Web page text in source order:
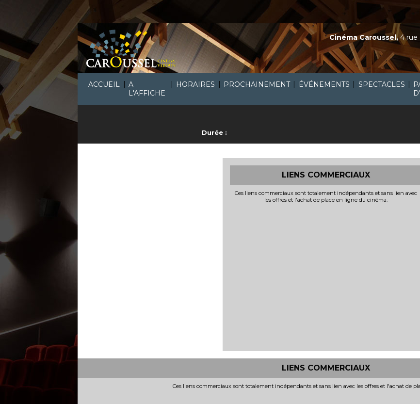
ACCUEIL | A
L'AFFICHE
| HORAIRES | PROCHAINEMENT | ÉVÉNEMENTS | SPECTACLES |
Cinéma Caroussel,4 rue
Durée :
LIENS COMMERCIAUX
Ces liens commerciaux sont totalement indépendants et sans lien avec
les offres et l'achat de place en ligne du cinéma.
LIENS COMMERCIAUX
Ces liens commerciaux sont totalement indépendants et sans lien avec les offres et l'achat de